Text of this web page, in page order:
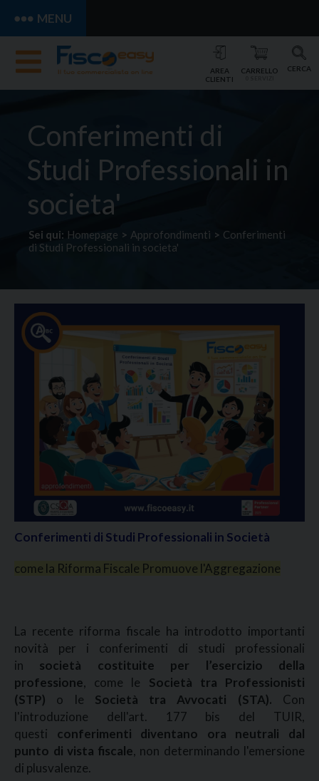
MENU
CERCA
CARRELLO
AREA
CLIENTI
Conferimenti di
Studi Professionali in
societa'
Sei qui: Homepage > Approfondimenti > Conferimenti
di Studi Professionali in societa'
Conferimenti di Studi Professionali in Società
come la Riforma Fiscale Promuove l'Aggregazione
La recente riforma fiscale ha introdotto importanti
novità per i conferimenti di studi professionali
in società costituite per l’esercizio della
professione, come le Società tra Professionisti
(STP) o le Società tra Avvocati (STA). Con
l'introduzione dell'art. 177 bis del TUIR,
questi conferimenti diventano ora neutrali dal
punto di vista fiscale, non determinando l'emersione
di plusvalenze.